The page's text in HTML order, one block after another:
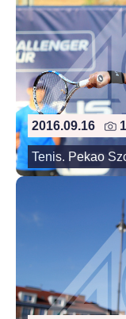
2016.09.16
Tenis. Pekao